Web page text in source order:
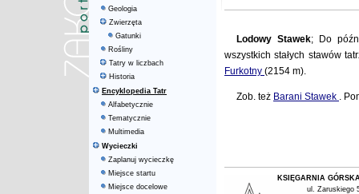
Geologia
Zwierzęta
Gatunki
Rośliny
Tatry w liczbach
Historia
Encyklopedia Tatr
Alfabetycznie
Tematycznie
Multimedia
Wycieczki
Zaplanuj wycieczkę
Miejsce startu
Miejsce docelowe
Lodowy Stawek; Do
wszystkich stałych stawów
Furkotny (2154 m).
Zob. też Barani Stawek .
KSIĘGARNIA
ul. Zaruskiego